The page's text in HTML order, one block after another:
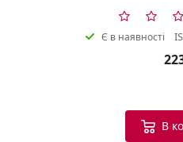
Є в наявності
В